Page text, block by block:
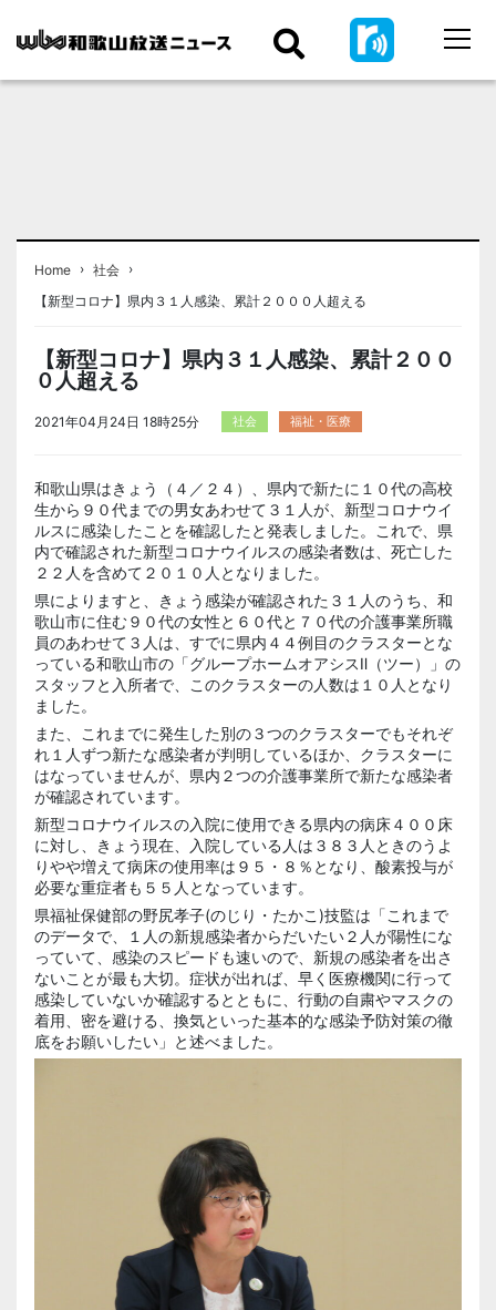
Home › 社会 ›
【新型コロナ】県内３１人感染、累計２０００人超える
【新型コロナ】県内３１人感染、累計２００
０人超える
2021年04月24日 18時25分 社会 福祉・医療
和歌山県はきょう（４／２４）、県内で新たに１０代の高校
生から９０代までの男女あわせて３１人が、新型コロナウイ
ルスに感染したことを確認したと発表しました。これで、県
内で確認された新型コロナウイルスの感染者数は、死亡した
２２人を含めて２０１０人となりました。
県によりますと、きょう感染が確認された３１人のうち、和
歌山市に住む９０代の女性と６０代と７０代の介護事業所職
員のあわせて３人は、すでに県内４４例目のクラスターとな
っている和歌山市の「グループホームオアシスⅡ（ツー）」の
スタッフと入所者で、このクラスターの人数は１０人となり
ました。
また、これまでに発生した別の３つのクラスターでもそれぞ
れ１人ずつ新たな感染者が判明しているほか、クラスターに
はなっていませんが、県内２つの介護事業所で新たな感染者
が確認されています。
新型コロナウイルスの入院に使用できる県内の病床４００床
に対し、きょう現在、入院している人は３８３人ときのうよ
りやや増えて病床の使用率は９５・８％となり、酸素投与が
必要な重症者も５５人となっています。
県福祉保健部の野尻孝子(のじり・たかこ)技監は「これまで
のデータで、１人の新規感染者からだいたい２人が陽性にな
っていて、感染のスピードも速いので、新規の感染者を出さ
ないことが最も大切。症状が出れば、早く医療機関に行って
感染していないか確認するとともに、行動の自粛やマスクの
着用、密を避ける、換気といった基本的な感染予防対策の徹
底をお願いしたい」と述べました。